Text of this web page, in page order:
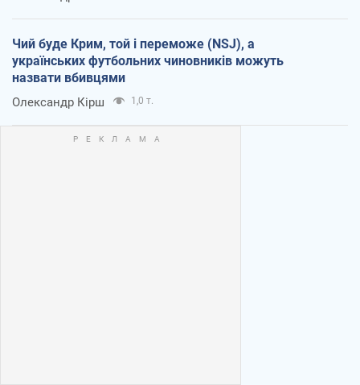
Чий буде Крим, той і переможе (NSJ), а
українських футбольних чиновників можуть
назвати вбивцями
Олександр Кірш 1,0 т.